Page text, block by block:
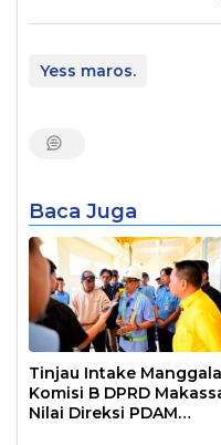
Yess maros.
Baca Juga
Tinjau Intake
Komisi B DPRD
Nilai Direksi PDAM